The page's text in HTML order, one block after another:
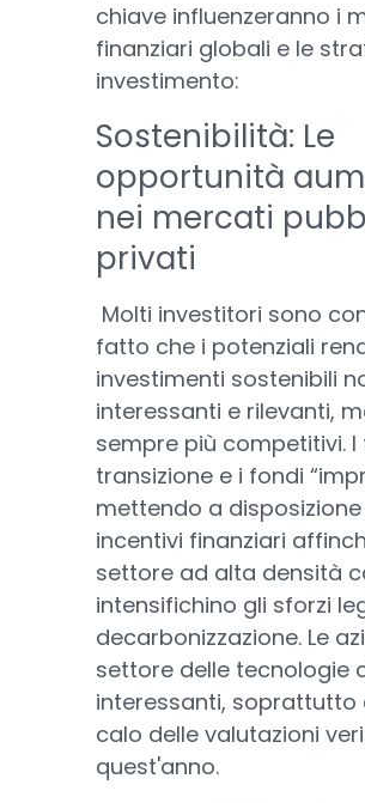
chiave influenzeranno i
finanziari globali e le
investimento:
Sostenibilità: Le
opportunità
nei mercati
privati
Molti investitori sono
fatto che i potenziali
investimenti sostenibili
interessanti e rilevanti,
sempre più competitivi. I
transizione e i fondi
mettendo a
incentivi finanziari
settore ad alta densità
intensifichino gli sforzi
decarbonizzazione. Le
settore delle tecnologie
interessanti, soprattutto
calo delle valutazioni
quest'anno.